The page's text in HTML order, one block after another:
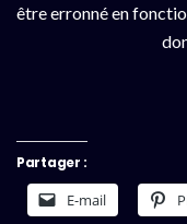
être erronné en
Partager :
E-mail